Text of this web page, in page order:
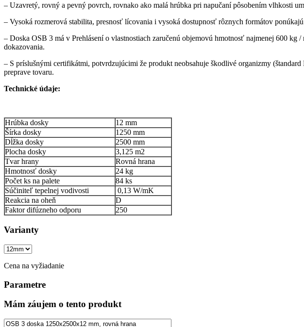
– Uzavretý, rovný a pevný povrch, rovnako ako malá hrúbka pri napučaní pôsobením vlhkosti
– Vysoká rozmerová stabilita, presnosť lícovania i vysoká dostupnosť rôznych formátov
– Doska OSB 3 má v Prehlásení o vlastnostiach zaručenú objemovú hmotnosť najmenej 600
dokazovania.
– S príslušnými certifikátmi, potvrdzujúcimi že produkt neobsahuje škodlivé organizmy
preprave tovaru.
Technické údaje:
Hrúbka dosky
12 mm
Šírka dosky
1250 mm
Dĺžka dosky
2500 mm
Plocha dosky
3,125 m2
Tvar hrany
Rovná hrana
Hmotnosť dosky
24 kg
Počet ks na palete
84 ks
Súčiniteľ tepelnej vodivosti
0,13 W/mK
Reakcia na oheň
D
Faktor difúzneho odporu
250
Varianty
Cena na vyžiadanie
Parametre
Mám záujem o tento produkt